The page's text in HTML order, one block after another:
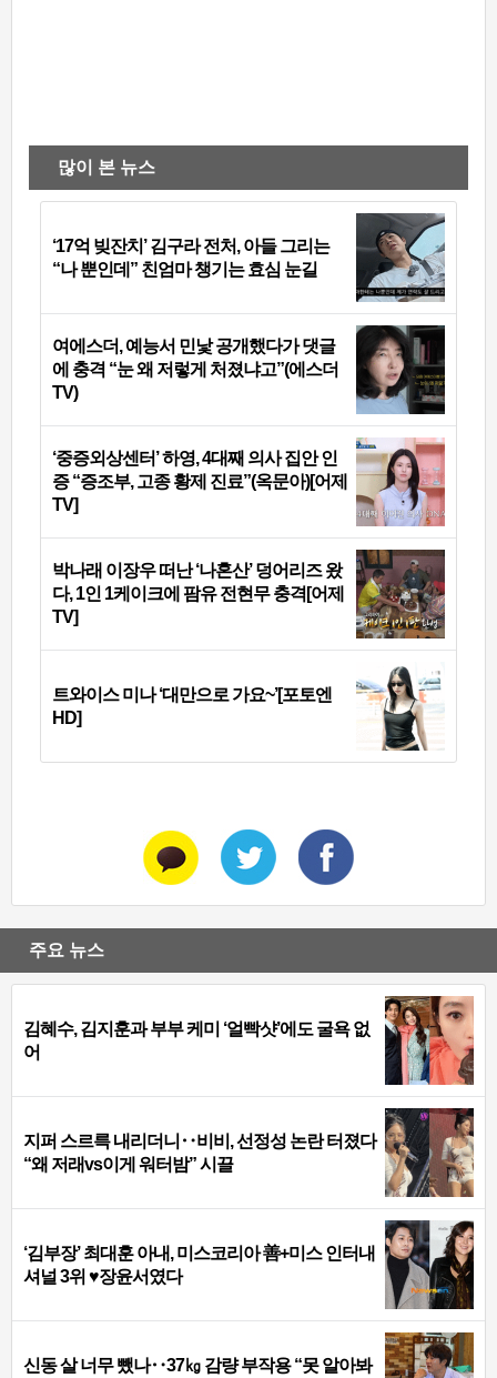
많이 본 뉴스
‘17억 빚잔치’ 김구라 전처, 아들 그리는
“나 뿐인데” 친엄마 챙기는 효심 눈길
여에스더, 예능서 민낯 공개했다가 댓글
에 충격 “눈 왜 저렇게 처졌냐고”(에스더
TV)
‘중증외상센터’ 하영, 4대째 의사 집안 인
증 “증조부, 고종 황제 진료”(옥문아)[어제
TV]
박나래 이장우 떠난 ‘나혼산’ 덩어리즈 왔
다, 1인 1케이크에 팜유 전현무 충격[어제
TV]
트와이스 미나 ‘대만으로 가요~’[포토엔
HD]
주요 뉴스
김혜수, 김지훈과 부부 케미 ‘얼빡샷’에도 굴욕 없
어
지퍼 스르륵 내리더니‥비비, 선정성 논란 터졌다
“왜 저래vs이게 워터밤” 시끌
‘김부장’ 최대훈 아내, 미스코리아 善+미스 인터내
셔널 3위 ♥장윤서였다
신동 살 너무 뺐나‥37㎏ 감량 부작용 “못 알아봐